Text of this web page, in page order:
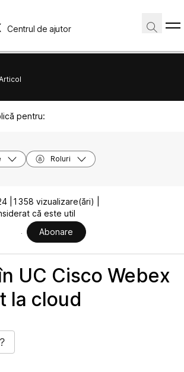
Centrul de ajutor
pentru:
Roluri
|
1358 vizualizare(ări) |
că este util
Abonare
UC Cisco Webex
la cloud